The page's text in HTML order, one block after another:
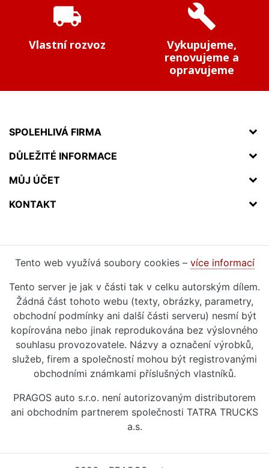
local_shipping
Vlastní rozvoz
build
Vykupujeme,
renovujeme a
opravujeme
SPOLEHLIVÁ FIRMA
DŮLEŽITÉ INFORMACE
MŮJ ÚČET
KONTAKT
Tento web využívá soubory cookies – více informací
Tento server je jak v části tak v celku autorským dílem.
Žádná část tohoto webu (texty, obrázky, parametry,
obchodní podmínky ani další části serveru) nesmí být
kopírována nebo jinak reprodukována bez výslovného
souhlasu provozovatele. Názvy a označení výrobků,
služeb, firem a společností mohou být registrovanými
obchodními známkami příslušných vlastníků.
PRAGOS auto s.r.o. není autorizovaným distributorem
ani obchodním partnerem společnosti TATRA TRUCKS
a.s.